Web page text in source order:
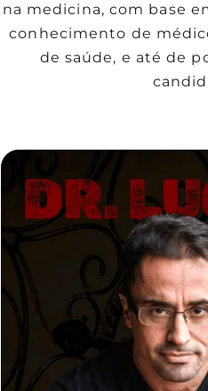
na medicina, com base
conhecimento de
de saúde, e até de